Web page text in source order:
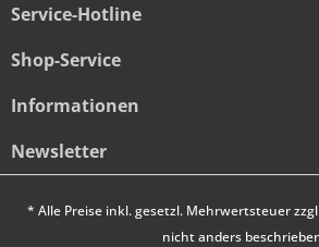
Service-Hotline
Shop-Service
Informationen
Newsletter
* Alle Preise inkl. gesetzl. Mehrwertsteuer
nicht anders